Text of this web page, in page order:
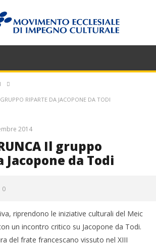
RIPARTE DA JACOPONE DA TODI
2014
Il gruppo
da Todi
0
riprendono le iniziative culturali del Meic
un incontro critico su Jacopone da Todi.
del frate francescano vissuto nel XIII